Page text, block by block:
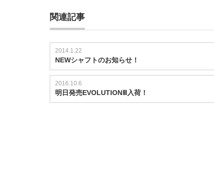
関連記事
2014.1.22
NEWシャフトのお知らせ！
2016.10.6
明日発売EVOLUTIONⅢ入荷！